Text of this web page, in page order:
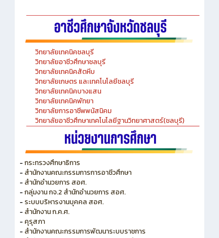
วิทยาลัยเทคนิคชลบุรี
วิทยาลัยอาชีวศึกษาชลบุรี
วิทยาลัยเทคนิคสัตหีบ
วิทยาลัยเกษตร และเทคโนโลยีชลบุรี
วิทยาลัยเทคนิคบางแสน
วิทยาลัยเทคนิคพัทยา
วิทยาลัยการอาชีพพนัสนิคม
วิทยาลัยอาชีวศึกษาเทคโนโลยีฐานวิทยาศาสตร์(ชลบุรี)
- กระทรวงศึกษาธิการ
- สำนักงานคณะกรรมการการอาชีวศึกษา
- สำนักอำนวยการ สอศ.
- กลุ่มงาน กจ.2 สำนักอำนวยการ สอศ.
- ระบบบริหารงานบุคคล สอศ.
- สำนักงาน ก.ค.ศ.
- คุรุสภา